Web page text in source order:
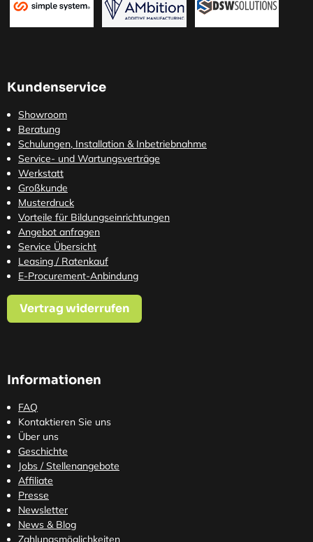
Kundenservice
Showroom
Beratung
Schulungen, Installation & Inbetriebnahme
Service- und Wartungsverträge
Werkstatt
Großkunde
Musterdruck
Vorteile für Bildungseinrichtungen
Angebot anfragen
Service Übersicht
Leasing / Ratenkauf
E-Procurement-Anbindung
Vertrag widerrufen
Informationen
FAQ
Kontaktieren Sie uns
Über uns
Geschichte
Jobs / Stellenangebote
Affiliate
Presse
Newsletter
News & Blog
Zahlungsmöglichkeiten